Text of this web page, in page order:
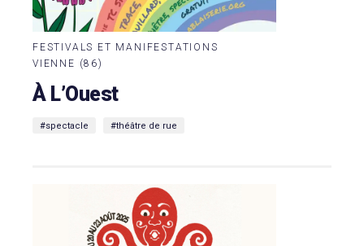
FESTIVALS ET MANIFESTATIONS
VIENNE (86)
À L’Ouest
#spectacle #théâtre de rue